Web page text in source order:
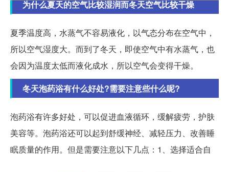
为什么夏天的空气比较湿润而冬天空气比较干燥
夏季温度高，水蒸气不容易液化，以气态分布在空气中，
所以空气湿度大。而到了冬天，即使空气中有水蒸气，也
会因为温度太低而液化成水，所以空气会变得干燥。
冬天泡药浴有什么好处?需要注意些什么呢?
泡药浴有许多好处，可以促进血液循环，缓解疲劳，护肤
美容等。泡药浴还可以起到舒缓神经、减轻压力、改善睡
眠质量的作用。但是需要注意以下几点：1、选择适合自